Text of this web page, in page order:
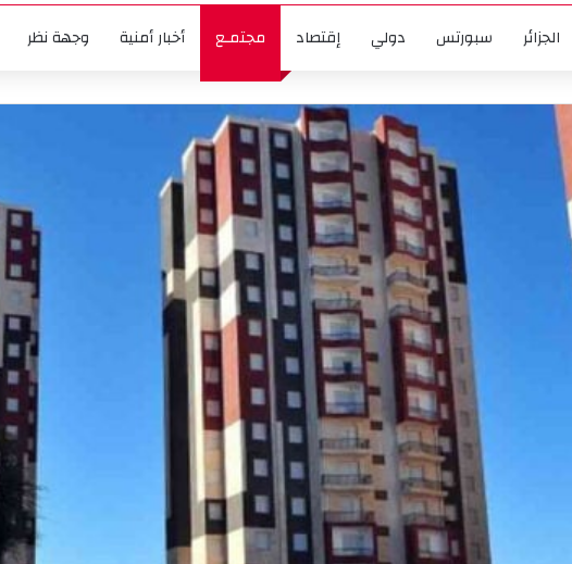
الجزائر سبورتس دولي إقتصاد مجتمـع أخبار أمنية وجهة نظر